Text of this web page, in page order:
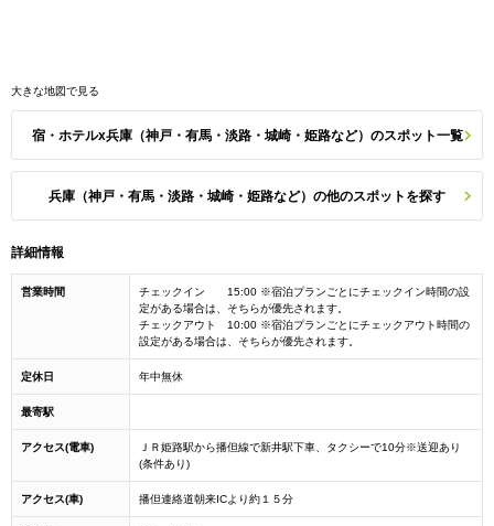
大きな地図で見る
宿・ホテルx兵庫（神戸・有馬・淡路・城崎・姫路など）のスポット一覧
兵庫（神戸・有馬・淡路・城崎・姫路など）の他のスポットを探す
詳細情報
営業時間
チェックイン 15:00 ※宿泊プランごとにチェックイン時間の設
定がある場合は、そちらが優先されます。
チェックアウト 10:00 ※宿泊プランごとにチェックアウト時間の
設定がある場合は、そちらが優先されます。
定休日 年中無休
最寄駅
アクセス(電車)
ＪＲ姫路駅から播但線で新井駅下車、タクシーで10分※送迎あり
(条件あり)
アクセス(車) 播但連絡道朝来ICより約１５分